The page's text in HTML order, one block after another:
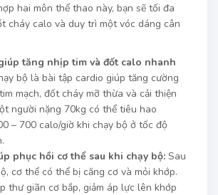
hai môn thể thao này, bạn sẽ tối đa
cháy calo và duy trì một vóc dáng cân
tăng nhịp tim và đốt calo nhanh
bộ là bài tập cardio giúp tăng cường
mạch, đốt cháy mỡ thừa và cải thiện
người nặng 70kg có thể tiêu hao
– 700 calo/giờ khi chạy bộ ở tốc độ
phục hồi cơ thể sau khi chạy bộ: Sau
cơ thể có thể bị căng cơ và mỏi khớp.
thư giãn cơ bắp, giảm áp lực lên khớp